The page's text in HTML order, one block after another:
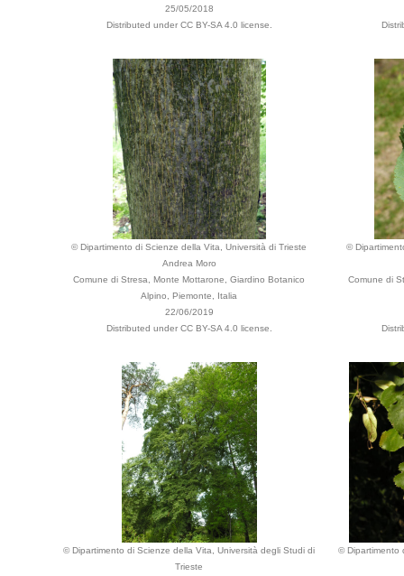
25/05/2018
Distributed under CC BY-SA 4.0 license.
© Dipartimento di Scienze della Vita, Università di Trieste
Andrea Moro
Comune di Stresa, Monte Mottarone, Giardino Botanico
Alpino, Piemonte, Italia
22/06/2019
Distributed under CC BY-SA 4.0 license.
©
Comune di
© Dipartimento di Scienze della Vita, Università degli Studi di
Trieste
© Dipartimento